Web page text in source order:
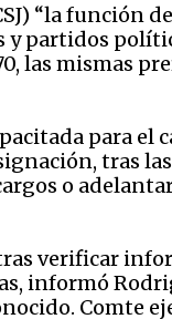
“la función
partidos
las mismas
para el
tras
o
verificar
informó
Comte